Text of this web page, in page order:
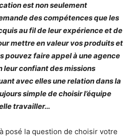
est non seulement
des compétences que les
au fil de leur expérience et de
mettre en valeur vos produits et
pouvez faire appel à une agence
leur confiant des missions
avec elles une relation dans la
simple de choisir l’équipe
travailler…
posé la question de choisir votre